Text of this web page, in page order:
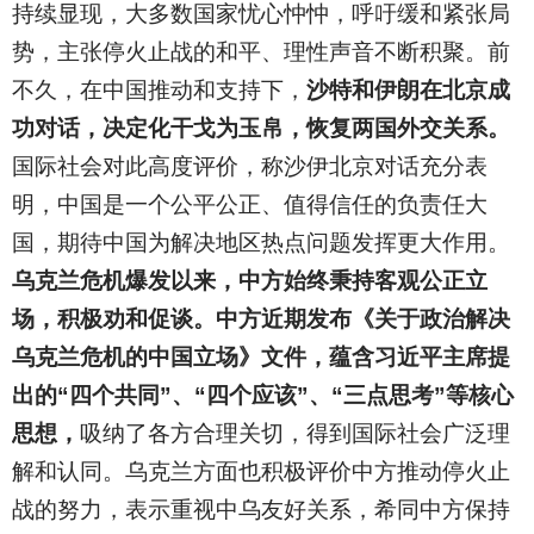
持续显现，大多数国家忧心忡忡，呼吁缓和紧张局
势，主张停火止战的和平、理性声音不断积聚。前
不久，在中国推动和支持下， 沙特和伊朗在北京成
功对话，决定化干戈为玉帛，恢复两国外交关系。
国际社会对此高度评价，称沙伊北京对话充分表
明，中国是一个公平公正、值得信任的负责任大
国，期待中国为解决地区热点问题发挥更大作用。
乌克兰危机爆发以来，中方始终秉持客观公正立
场，积极劝和促谈。中方近期发布《关于政治解决
乌克兰危机的中国立场》文件，蕴含习近平主席提
出的“四个共同”、“四个应该”、“三点思考”等核心
思想， 吸纳了各方合理关切，得到国际社会广泛理
解和认同。乌克兰方面也积极评价中方推动停火止
战的努力，表示重视中乌友好关系，希同中方保持